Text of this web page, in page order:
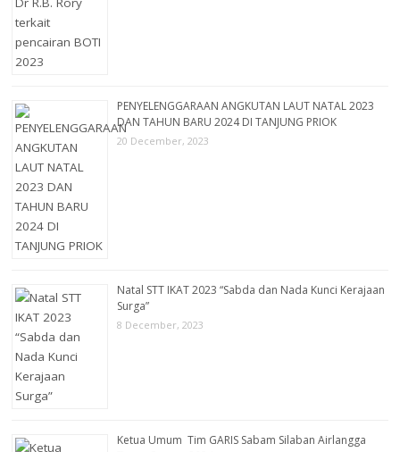
PENYELENGGARAAN ANGKUTAN LAUT NATAL 2023
DAN TAHUN BARU 2024 DI TANJUNG PRIOK
20 December, 2023
Natal STT IKAT 2023 “Sabda dan Nada Kunci Kerajaan
Surga”
8 December, 2023
Ketua Umum Tim GARIS Sabam Silaban Airlangga